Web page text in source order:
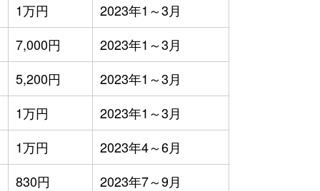
1万円
2023年1～3月
7,000円
2023年1～3月
5,200円
2023年1～3月
1万円
2023年1～3月
1万円
2023年4～6月
830円
2023年7～9月